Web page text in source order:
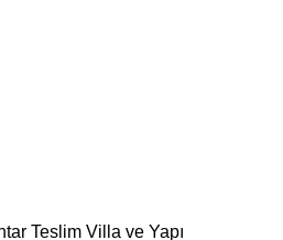
Teslim Villa ve Yapı